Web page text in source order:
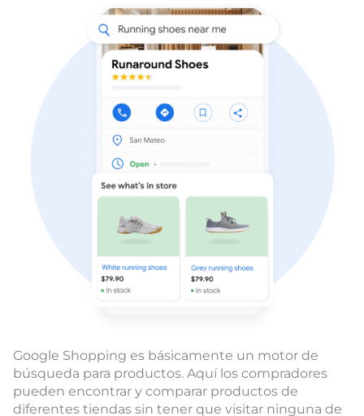
Google Shopping es básicamente un motor de
búsqueda para productos. Aquí los compradores
pueden encontrar y comparar productos de
diferentes tiendas sin tener que visitar ninguna de